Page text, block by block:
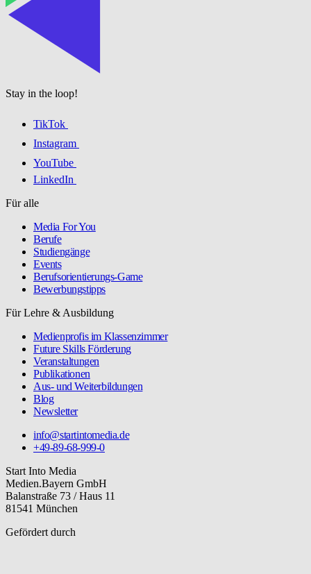
Stay in the loop!
TikTok
Instagram
YouTube
LinkedIn
Für alle
Media For You
Berufe
Studiengänge
Events
Berufsorientierungs-Game
Bewerbungstipps
Für Lehre & Ausbildung
Medienprofis im Klassenzimmer
Future Skills Förderung
Veranstaltungen
Publikationen
Aus- und Weiterbildungen
Blog
Newsletter
info@startintomedia.de
+49-89-68-999-0
Start Into Media
Medien.Bayern GmbH
Balanstraße 73 / Haus 11
81541 München
Gefördert durch